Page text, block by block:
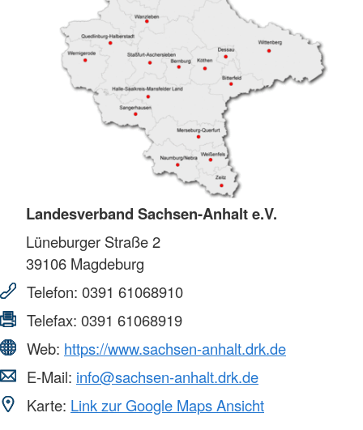
Landesverband Sachsen-Anhalt e.V.
Lüneburger Straße 2
39106 Magdeburg
Telefon: 0391 61068910
Telefax: 0391 61068919
Web: https://www.sachsen-anhalt.drk.de
E-Mail: info@sachsen-anhalt.drk.de
Karte: Link zur Google Maps Ansicht